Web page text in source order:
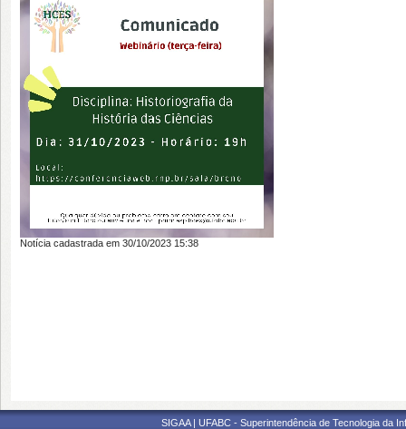
Notícia cadastrada em 30/10/2023 15:38
SIGAA | UFABC - Superintendência de Tecnologia da